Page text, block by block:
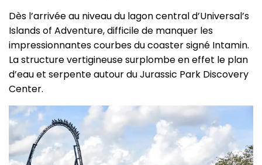
Dès l’arrivée au niveau du lagon central d’Universal’s
Islands of Adventure, difficile de manquer les
impressionnantes courbes du coaster signé Intamin.
La structure vertigineuse surplombe en effet le plan
d’eau et serpente autour du Jurassic Park Discovery
Center.